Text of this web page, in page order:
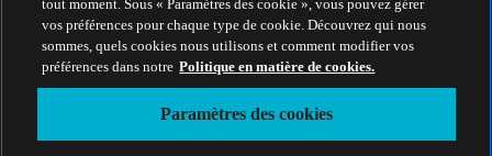
Earthion
Politique de confidentialité
Politique en matière de cookies
Mentions légales
Informations légales supplémentaires
Politique en matière d'accessibilité
Paramètres des cookies
tout moment. Sous « Paramètres des cookie », vous pouvez gérer
vos préférences pour chaque type de cookie. Découvrez qui nous
sommes, quels cookies nous utilisons et comment modifier vos
préférences dans notre Politique en matière de cookies.
Paramètres des cookies